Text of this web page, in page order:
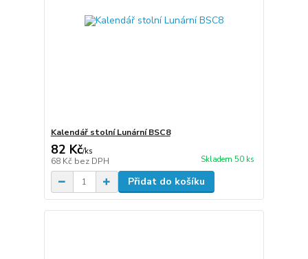
Kalendář stolní Lunární BSC8
82 Kč/ks
68 Kč bez DPH Skladem 50 ks
Přidat do košíku